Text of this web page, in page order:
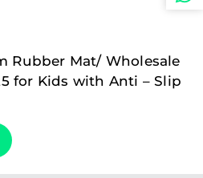
Rubber Mat/ Wholesale
for Kids with Anti – Slip